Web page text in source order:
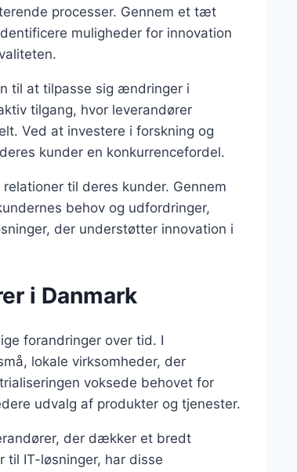
processer. Gennem et tæt
muligheder for innovation
til at tilpasse sig ændringer i
tilgang, hvor leverandører
Ved at investere i forskning og
kunder en konkurrencefordel.
til deres kunder. Gennem
behov og udfordringer,
der understøtter innovation i
i Danmark
forandringer over tid. I
lokale virksomheder, der
voksede behovet for
udvalg af produkter og tjenester.
der dækker et bredt
til IT-løsninger, har disse